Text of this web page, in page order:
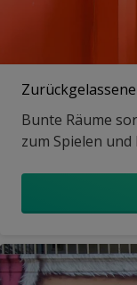
Bunte Räume
zum Spielen und